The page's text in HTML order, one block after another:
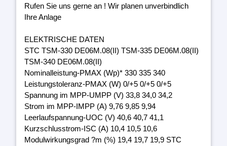
Rufen Sie uns gerne an ! Wir planen unverbindlich
Ihre Anlage
ELEKTRISCHE DATEN
STC TSM-330 DE06M.08(II) TSM-335 DE06M.08(II)
TSM-340 DE06M.08(II)
Nominalleistung-PMAX (Wp)* 330 335 340
Leistungstoleranz-PMAX (W) 0/+5 0/+5 0/+5
Spannung im MPP-UMPP (V) 33,8 34,0 34,2
Strom im MPP-IMPP (A) 9,76 9,85 9,94
Leerlaufspannung-UOC (V) 40,6 40,7 41,1
Kurzschlusstrom-ISC (A) 10,4 10,5 10,6
Modulwirkungsgrad ?m (%) 19,4 19,7 19,9 STC